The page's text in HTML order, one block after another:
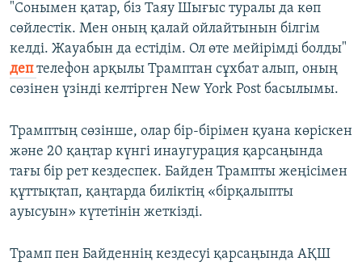
"Сонымен қатар, біз Таяу Шығыс туралы да көп
сөйлестік. Мен оның қалай ойлайтынын білгім
келді. Жауабын да естідім. Ол өте мейірімді болды"
дептелефон арқылы Трамптан сұхбат алып, оның
сөзінен үзінді келтірген New York Post басылымы.
Трамптың сөзінше, олар бір-бірімен қуана көріскен
және 20 қаңтар күнгі инаугурация қарсаңында
тағы бір рет кездеспек. Байден Трампты жеңісімен
құттықтап, қаңтарда биліктің «бірқалыпты
ауысуын» күтетінін жеткізді.
Трамп пен Байденнің кездесуі қарсаңында АҚШ